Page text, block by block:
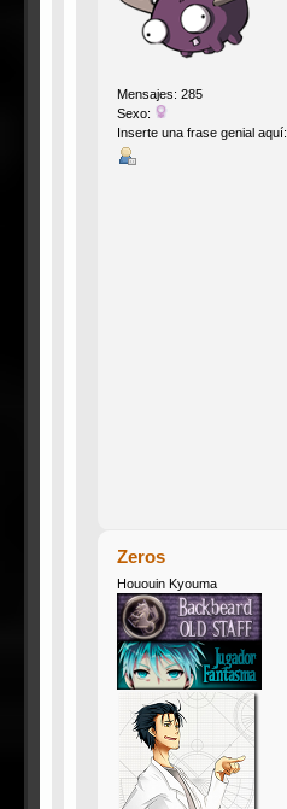
Mensajes: 285
Sexo:
Inserte una frase genial aquí:
Zeros
Hououin Kyouma